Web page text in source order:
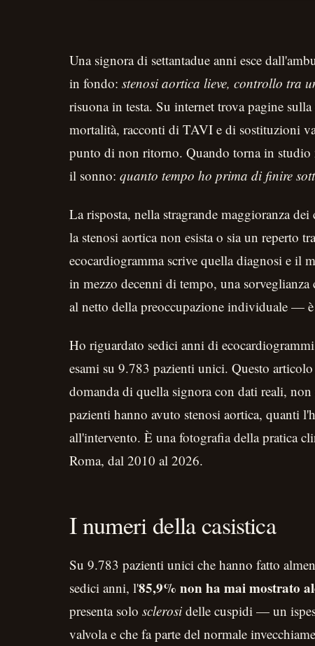
Una signora di settantadue anni esce
in fondo:stenosi aortica lieve, controllo tra
risuona in testa. Su internet trova pagine
mortalità, racconti di TAVI e di sostituzioni
punto di non ritorno. Quando torna in studio
il sonno:quanto tempo ho prima di finire
La risposta, nella stragrande maggioranza
la stenosi aortica non esista o sia un reperto
ecocardiogramma scrive quella diagnosi e il
in mezzo decenni di tempo, una
al netto della preoccupazione individuale — è
Ho riguardato sedici anni di
esami su 9.783 pazienti unici. Questo
domanda di quella signora con dati reali,
pazienti hanno avuto stenosi aortica, quanti
all'intervento. È una fotografia della pratica
Roma, dal 2010 al 2026.
I numeri della casistica
Su 9.783 pazienti unici che hanno fatto
sedici anni, l'85,9% non ha mai mostrato
presenta solosclerosi delle cuspidi — un
valvola e che fa parte del normale